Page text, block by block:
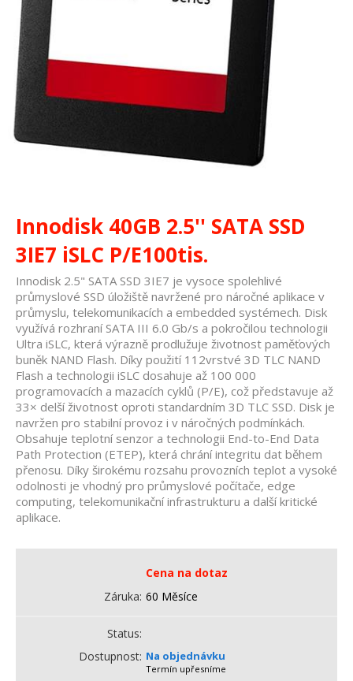
Innodisk 40GB 2.5'' SATA SSD
3IE7 iSLC P/E100tis.
Innodisk 2.5" SATA SSD 3IE7 je vysoce spolehlivé
průmyslové SSD úložiště navržené pro náročné aplikace v
průmyslu, telekomunikacích a embedded systémech. Disk
využívá rozhraní SATA III 6.0 Gb/s a pokročilou technologii
Ultra iSLC, která výrazně prodlužuje životnost paměťových
buněk NAND Flash. Díky použití 112vrstvé 3D TLC NAND
Flash a technologii iSLC dosahuje až 100 000
programovacích a mazacích cyklů (P/E), což představuje až
33× delší životnost oproti standardním 3D TLC SSD. Disk je
navržen pro stabilní provoz i v náročných podmínkách.
Obsahuje teplotní senzor a technologii End-to-End Data
Path Protection (ETEP), která chrání integritu dat během
přenosu. Díky širokému rozsahu provozních teplot a vysoké
odolnosti je vhodný pro průmyslové počítače, edge
computing, telekomunikační infrastrukturu a další kritické
aplikace.
Cena na dotaz
Záruka 60 Měsíce
Status
Dostupnost Na objednávku
Termín upřesníme